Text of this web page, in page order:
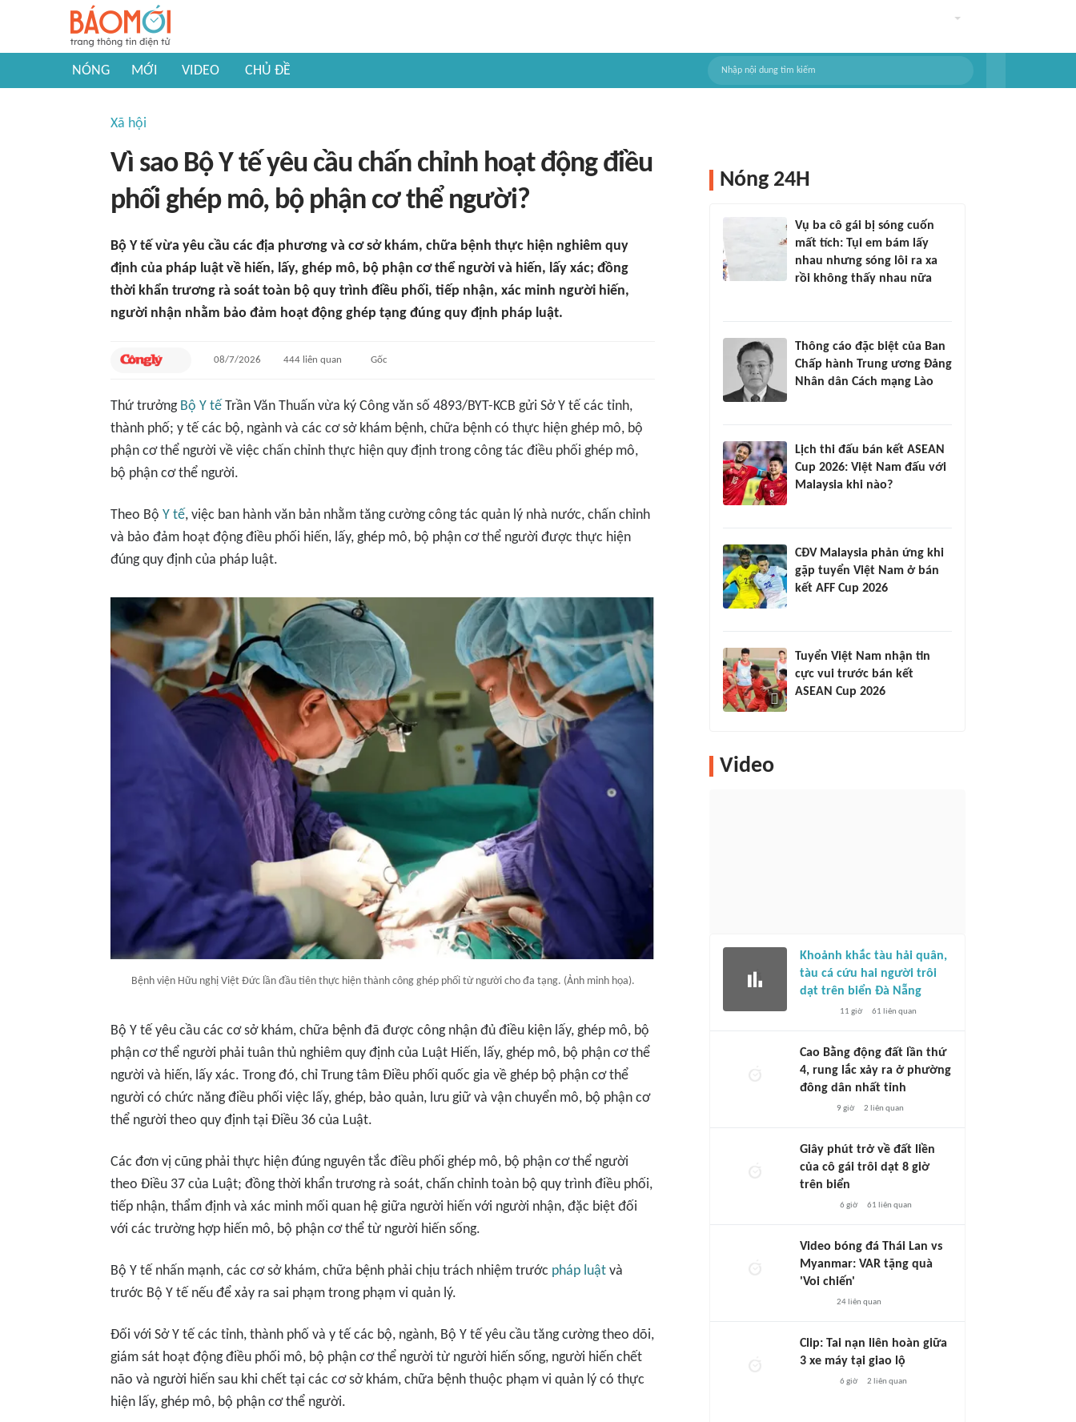
NÓNG MỚI VIDEO CHỦ ĐỀ
Xã hội
Vì sao Bộ Y tế yêu cầu chấn chỉnh hoạt động điều
phối ghép mô, bộ phận cơ thể người?
Bộ Y tế vừa yêu cầu các địa phương và cơ sở khám, chữa bệnh thực hiện nghiêm quy
định của pháp luật về hiến, lấy, ghép mô, bộ phận cơ thể người và hiến, lấy xác; đồng
thời khẩn trương rà soát toàn bộ quy trình điều phối, tiếp nhận, xác minh người hiến,
người nhận nhằm bảo đảm hoạt động ghép tạng đúng quy định pháp luật.
08/7/2026 444liên quan Gốc
Thứ trưởng Bộ Y tế Trần Văn Thuấn vừa ký Công văn số 4893/BYT-KCB gửi Sở Y tế các tỉnh,
thành phố; y tế các bộ, ngành và các cơ sở khám bệnh, chữa bệnh có thực hiện ghép mô, bộ
phận cơ thể người về việc chấn chỉnh thực hiện quy định trong công tác điều phối ghép mô,
bộ phận cơ thể người.
Theo Bộ Y tế, việc ban hành văn bản nhằm tăng cường công tác quản lý nhà nước, chấn chỉnh
và bảo đảm hoạt động điều phối hiến, lấy, ghép mô, bộ phận cơ thể người được thực hiện
đúng quy định của pháp luật.
Bệnh viện Hữu nghị Việt Đức lần đầu tiên thực hiện thành công ghép phối từ người cho đa tạng. (Ảnh minh họa).
Bộ Y tế yêu cầu các cơ sở khám, chữa bệnh đã được công nhận đủ điều kiện lấy, ghép mô, bộ
phận cơ thể người phải tuân thủ nghiêm quy định của Luật Hiến, lấy, ghép mô, bộ phận cơ thể
người và hiến, lấy xác. Trong đó, chỉ Trung tâm Điều phối quốc gia về ghép bộ phận cơ thể
người có chức năng điều phối việc lấy, ghép, bảo quản, lưu giữ và vận chuyển mô, bộ phận cơ
thể người theo quy định tại Điều 36 của Luật.
Các đơn vị cũng phải thực hiện đúng nguyên tắc điều phối ghép mô, bộ phận cơ thể người
theo Điều 37 của Luật; đồng thời khẩn trương rà soát, chấn chỉnh toàn bộ quy trình điều phối,
tiếp nhận, thẩm định và xác minh mối quan hệ giữa người hiến với người nhận, đặc biệt đối
với các trường hợp hiến mô, bộ phận cơ thể từ người hiến sống.
Bộ Y tế nhấn mạnh, các cơ sở khám, chữa bệnh phải chịu trách nhiệm trước pháp luật và
trước Bộ Y tế nếu để xảy ra sai phạm trong phạm vi quản lý.
Đối với Sở Y tế các tỉnh, thành phố và y tế các bộ, ngành, Bộ Y tế yêu cầu tăng cường theo dõi,
giám sát hoạt động điều phối mô, bộ phận cơ thể người từ người hiến sống, người hiến chết
não và người hiến sau khi chết tại các cơ sở khám, chữa bệnh thuộc phạm vi quản lý có thực
hiện lấy, ghép mô, bộ phận cơ thể người.
Nóng 24H
Vụ ba cô gái bị sóng cuốn
mất tích: Tụi em bám lấy
nhau nhưng sóng lôi ra xa
rồi không thấy nhau nữa
Thông cáo đặc biệt của Ban
Chấp hành Trung ương Đảng
Nhân dân Cách mạng Lào
Lịch thi đấu bán kết ASEAN
Cup 2026: Việt Nam đấu với
Malaysia khi nào?
CĐV Malaysia phản ứng khi
gặp tuyển Việt Nam ở bán
kết AFF Cup 2026
Tuyển Việt Nam nhận tin
cực vui trước bán kết
ASEAN Cup 2026
Video
Khoảnh khắc tàu hải quân,
tàu cá cứu hai người trôi
dạt trên biển Đà Nẵng
11 giờ 61 liên quan
Cao Bằng động đất lần thứ
4, rung lắc xảy ra ở phường
đông dân nhất tỉnh
9 giờ 2 liên quan
Giây phút trở về đất liền
của cô gái trôi dạt 8 giờ
trên biển
6 giờ 61 liên quan
Video bóng đá Thái Lan vs
Myanmar: VAR tặng quà
'Voi chiến'
24liên quan
Clip: Tai nạn liên hoàn giữa
3 xe máy tại giao lộ
6 giờ 2 liên quan